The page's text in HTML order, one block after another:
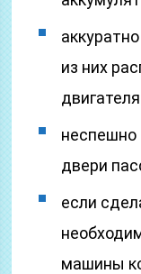
из них
неспешно
двери
если
машины